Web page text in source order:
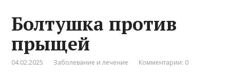
Болтушка против
прыщей
04.02.2025 Заболевание и лечение Комментарии: 0